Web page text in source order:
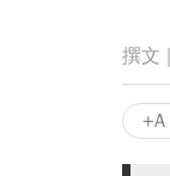
+A